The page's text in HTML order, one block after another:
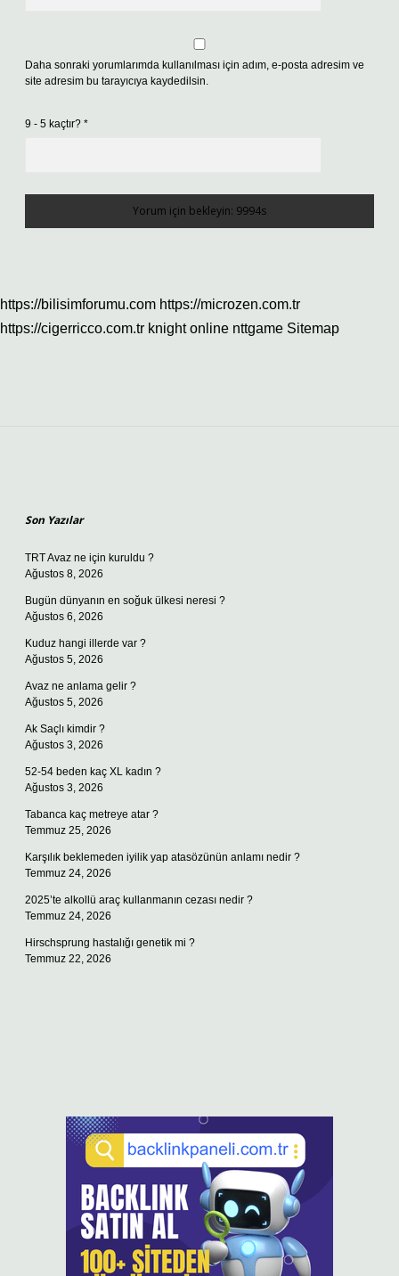
Daha sonraki yorumlarımda kullanılması için adım, e-posta adresim ve
site adresim bu tarayıcıya kaydedilsin.
9 - 5 kaçtır? *
https://bilisimforumu.com https://microzen.com.tr
https://cigerricco.com.tr knight online nttgame Sitemap
Son Yazılar
TRT Avaz ne için kuruldu ?
Ağustos 8, 2026
Bugün dünyanın en soğuk ülkesi neresi ?
Ağustos 6, 2026
Kuduz hangi illerde var ?
Ağustos 5, 2026
Avaz ne anlama gelir ?
Ağustos 5, 2026
Ak Saçlı kimdir ?
Ağustos 3, 2026
52-54 beden kaç XL kadın ?
Ağustos 3, 2026
Tabanca kaç metreye atar ?
Temmuz 25, 2026
Karşılık beklemeden iyilik yap atasözünün anlamı nedir ?
Temmuz 24, 2026
2025’te alkollü araç kullanmanın cezası nedir ?
Temmuz 24, 2026
Hirschsprung hastalığı genetik mi ?
Temmuz 22, 2026